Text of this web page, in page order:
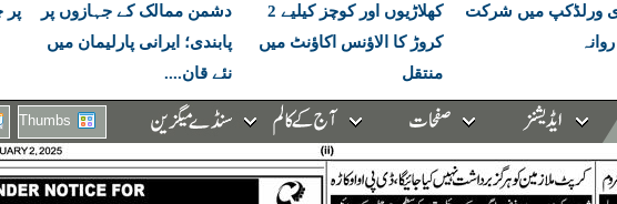
ورلڈکپ میں شرکت
کھلاڑیوں اور کوچز کیلیے 2
کروڑ کا الاؤنس اکاؤنٹ میں
منتقل
دشمن ممالک کے جہازوں پر
پابندی؛ ایرانی پارلیمان میں
نئے قان....
پر
Thumbs